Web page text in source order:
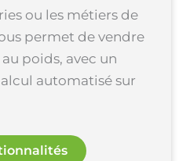
ou les métiers de
permet de vendre
poids, avec un
automatisé sur